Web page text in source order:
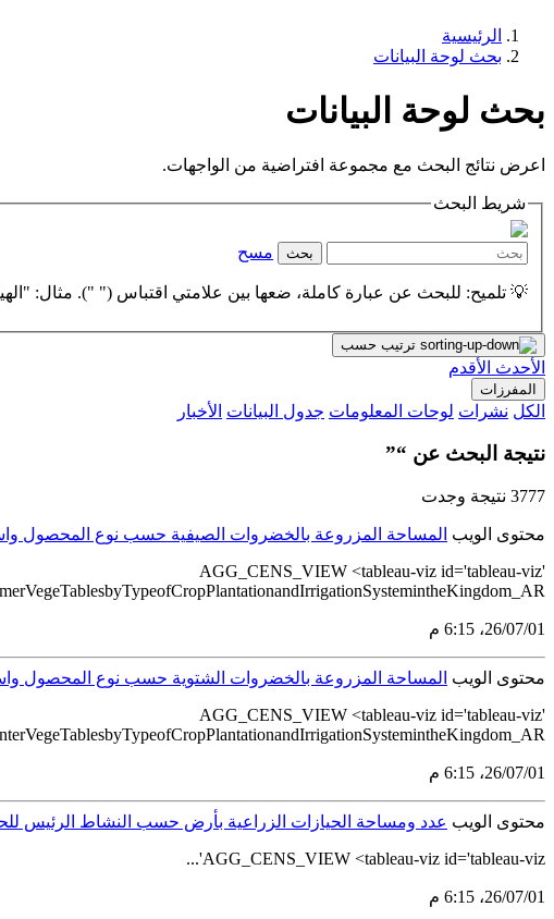
الرئيسية
بحث لوحة البيانات
بحث لوحة البيانات
اعرض نتائج البحث مع مجموعة افتراضية من الواجهات.
شريط البحث
بحث مسح
💡 تلميح: للبحث عن عبارة كاملة، ضعها بين علامتي اقتباس (" "). مثال:
ترتيب حسب
الأحدث الأقدم
المفرزات
الكل نشرات لوحات المعلومات جدول البيانات الأخبار
نتيجة البحث عن “”
3777 نتيجة وجدت
محتوى الويب المساحة المزروعة بالخضروات الصيفية حسب نوع المحصول
AGG_CENS_VIEW <tableau-viz id='tableau-viz'
01‏/07‏/26، 6:15 م
محتوى الويب المساحة المزروعة بالخضروات الشتوية حسب نوع المحصول
AGG_CENS_VIEW <tableau-viz id='tableau-viz'
01‏/07‏/26، 6:15 م
محتوى الويب عدد ومساحة الحيازات الزراعية بأرض حسب النشاط الرئيس
AGG_CENS_VIEW <tableau-viz id='tableau-viz'...
01‏/07‏/26، 6:15 م